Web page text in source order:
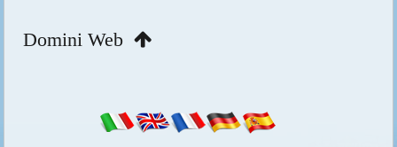
Domini Web